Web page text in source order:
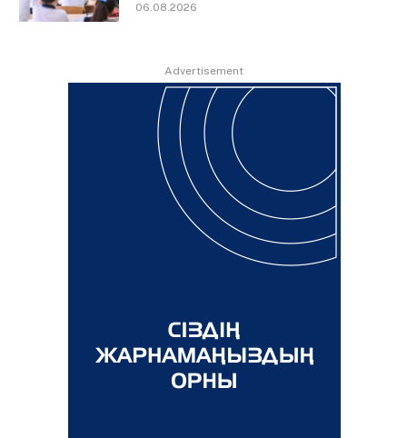
06.08.2026
Advertisement